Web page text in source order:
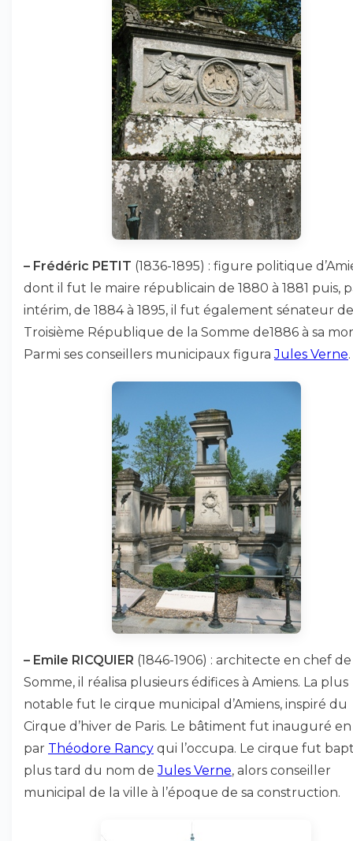
– Frédéric PETIT (1836-1895) : figure politique
dont il fut le maire républicain de 1880 à 1881 puis,
intérim, de 1884 à 1895, il fut également sénateur
Troisième République de la Somme de1886 à sa
Parmi ses conseillers municipaux figuraJules Verne.
– Emile RICQUIER (1846-1906) : architecte en chef
Somme, il réalisa plusieurs édifices à Amiens. La plus
notable fut le cirque municipal d’Amiens, inspiré du
Cirque d’hiver de Paris. Le bâtiment fut inauguré en
par Théodore Rancy qui l’occupa. Le cirque fut
plus tard du nom deJules Verne, alors conseiller
municipal de la ville à l’époque de sa construction.